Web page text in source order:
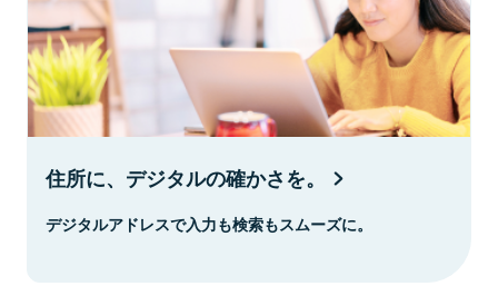
住所に、デジタルの確かさを。
デジタルアドレスで入力も検索もスムーズに。